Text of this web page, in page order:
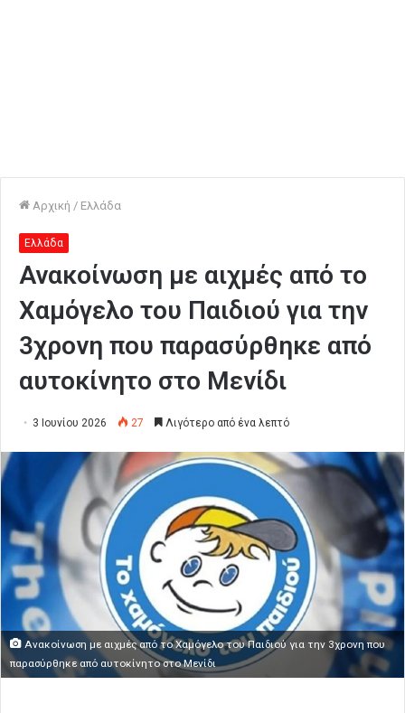
Αρχική / Ελλάδα
Ελλάδα
Ανακοίνωση με αιχμές από το
Χαμόγελο του Παιδιού για την
3χρονη που παρασύρθηκε από
αυτοκίνητο στο Μενίδι
3 Ιουνίου 2026 27 Λιγότερο από ένα λεπτό
Ανακοίνωση με αιχμές από το Χαμόγελο του Παιδιού για την 3χρονη που
παρασύρθηκε από αυτοκίνητο στο Μενίδι